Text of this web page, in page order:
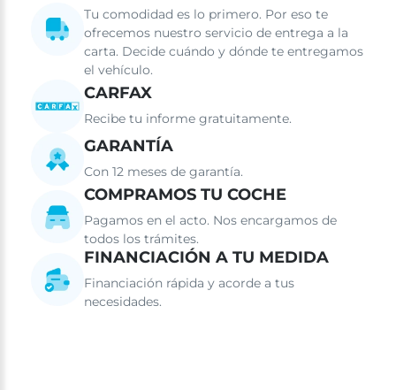
Tu comodidad es lo primero. Por eso te
ofrecemos nuestro servicio de entrega a la
carta. Decide cuándo y dónde te entregamos
el vehículo.
CARFAX
Recibe tu informe gratuitamente.
GARANTÍA
Con 12 meses de garantía.
COMPRAMOS TU COCHE
Pagamos en el acto. Nos encargamos de
todos los trámites.
FINANCIACIÓN A TU MEDIDA
Financiación rápida y acorde a tus
necesidades.